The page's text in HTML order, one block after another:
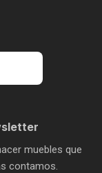
muebles que
contamos.